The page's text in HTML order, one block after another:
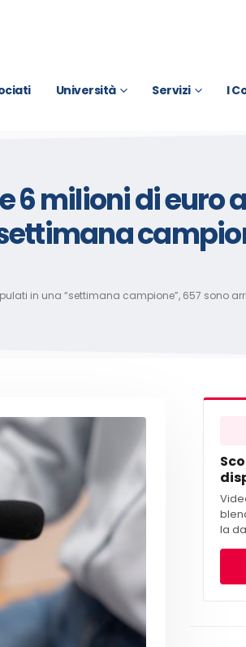
Università Servizi I
milioni di euro
in una “settimana campione”, 657 sono
la